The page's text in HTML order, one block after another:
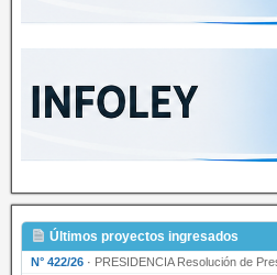
Últimos proyectos ingresados
N° 422/26 · PRESIDENCIA Resolución de